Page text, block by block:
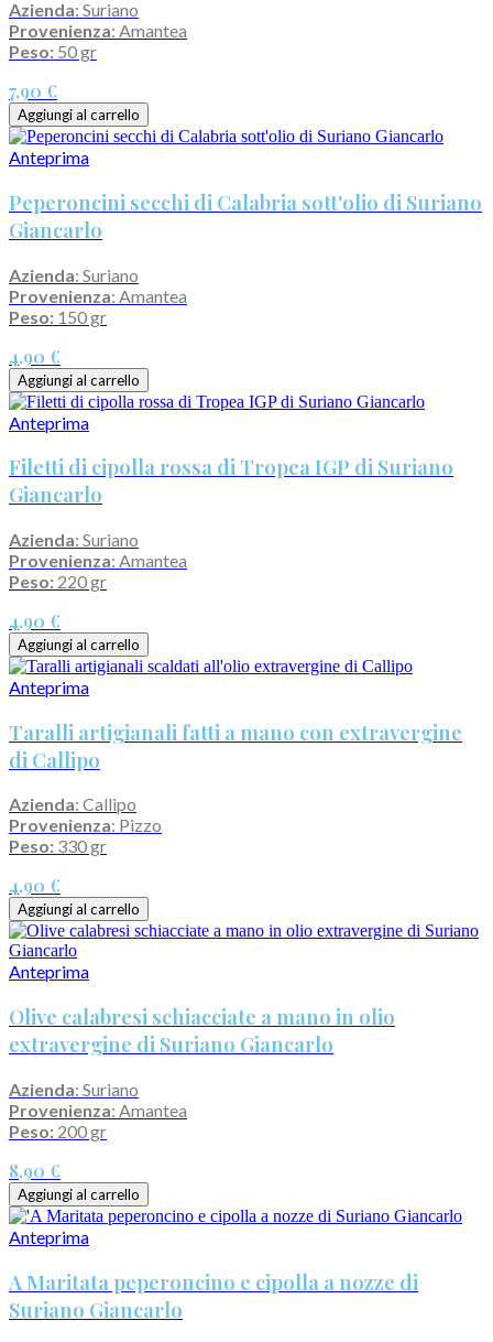
Azienda: Suriano
Provenienza: Amantea
Peso: 50 gr
7,90 €
Aggiungi al carrello
Anteprima
Peperoncini secchi di Calabria sott'olio di Suriano
Giancarlo
Azienda: Suriano
Provenienza: Amantea
Peso: 150 gr
4,90 €
Aggiungi al carrello
Anteprima
Filetti di cipolla rossa di Tropea IGP di Suriano
Giancarlo
Azienda: Suriano
Provenienza: Amantea
Peso: 220 gr
4,90 €
Aggiungi al carrello
Anteprima
Taralli artigianali fatti a mano con extravergine
di Callipo
Azienda: Callipo
Provenienza: Pizzo
Peso: 330 gr
4,90 €
Aggiungi al carrello
Anteprima
Olive calabresi schiacciate a mano in olio
extravergine di Suriano Giancarlo
Azienda: Suriano
Provenienza: Amantea
Peso: 200 gr
8,90 €
Aggiungi al carrello
Anteprima
A Maritata peperoncino e cipolla a nozze di
Suriano Giancarlo